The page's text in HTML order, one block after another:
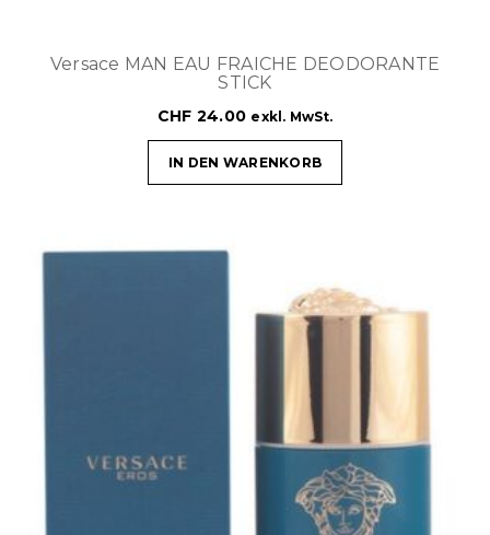
Versace MAN EAU FRAICHE DEODORANTE
STICK
CHF 24.00 exkl. MwSt.
IN DEN WARENKORB